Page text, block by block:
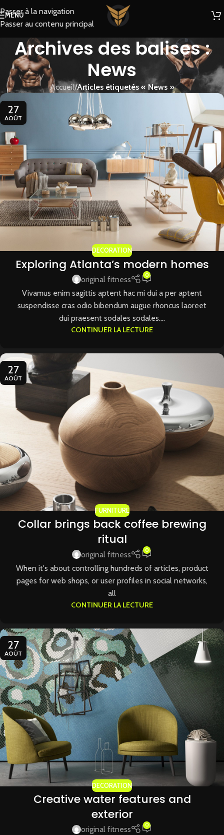
Passer à la navigation
Passer au contenu principal
MENU
Archives des balises :
News
Accueil/Articles étiquetés « News »
27
AOÛT
DECORATION
Exploring Atlanta’s modern homes
original fitness 0
Vivamus enim sagittis aptent hac mi dui a per aptent
suspendisse cras odio bibendum augue rhoncus laoreet
dui praesent sodales sodales....
CONTINUER LA LECTURE
27
AOÛT
FURNITURE
Collar brings back coffee brewing
ritual
original fitness 0
When it's about controlling hundreds of articles, product
pages for web shops, or user profiles in social networks,
all
CONTINUER LA LECTURE
27
AOÛT
DECORATION
Creative water features and
exterior
original fitness 0